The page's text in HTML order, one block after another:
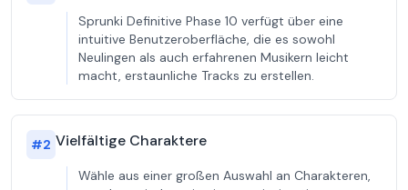
Sprunki Definitive Phase 10 verfügt über eine
intuitive Benutzeroberfläche, die es sowohl
Neulingen als auch erfahrenen Musikern leicht
macht, erstaunliche Tracks zu erstellen.
#2 Vielfältige Charaktere
Wähle aus einer großen Auswahl an Charakteren,